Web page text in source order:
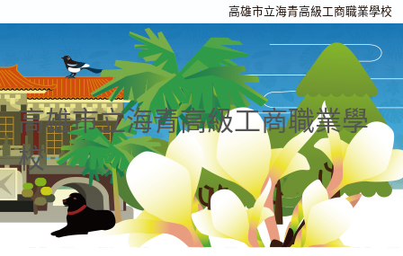
高雄市立海青高級工商職業學校
高雄市立海青高級工商職業學
校